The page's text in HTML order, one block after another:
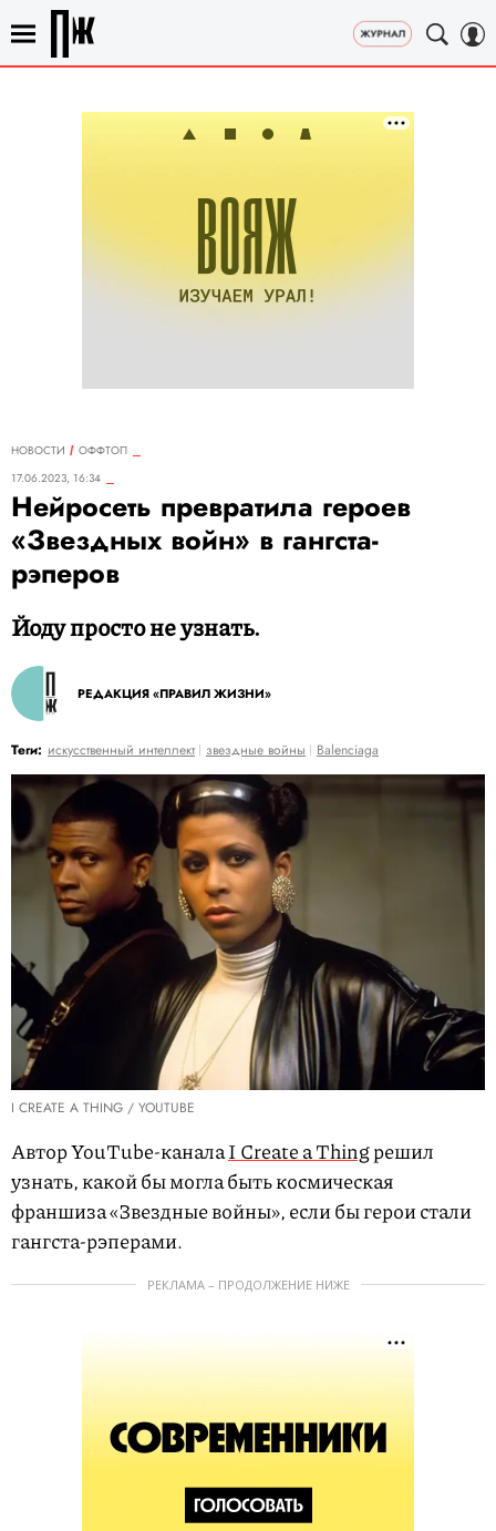
НОВОСТИ
ОФФТОП
17.06.2023, 16:34
Нейросеть превратила героев
«Звездных войн» в гангста-
рэперов
Йоду просто не узнать.
РЕДАКЦИЯ «ПРАВИЛ ЖИЗНИ»
Теги: искусственный интеллект звездные войны Balenciaga
I CREATE A THING / YOUTUBE
Автор YouTube-каналаI Create a Thingрешил
узнать, какой бы могла быть космическая
франшиза «Звездные войны», если бы герои стали
гангста-рэперами.
РЕКЛАМА – ПРОДОЛЖЕНИЕ НИЖЕ